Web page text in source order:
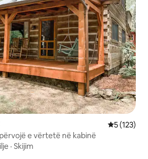
Vlerësimi
5 (123)
e vërtetë në kabinë
· Skijim